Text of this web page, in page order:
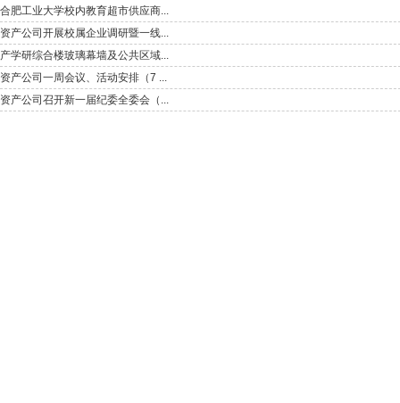
合肥工业大学校内教育超市供应商...
资产公司开展校属企业调研暨一线...
产学研综合楼玻璃幕墙及公共区域...
资产公司一周会议、活动安排（7 ...
资产公司召开新一届纪委全委会（...